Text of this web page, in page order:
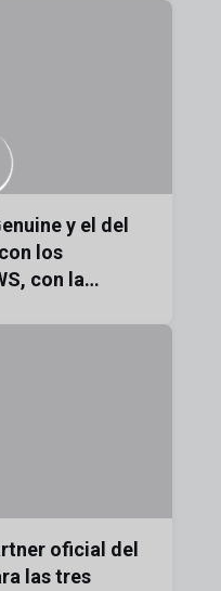
y el del
los
con la
oficial del
las tres